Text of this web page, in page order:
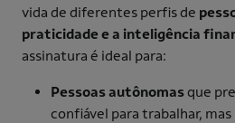
vida de diferentes perfis de
praticidade e a inteligência
assinatura é ideal para:
Pessoas autônomasque
confiável para trabalhar,